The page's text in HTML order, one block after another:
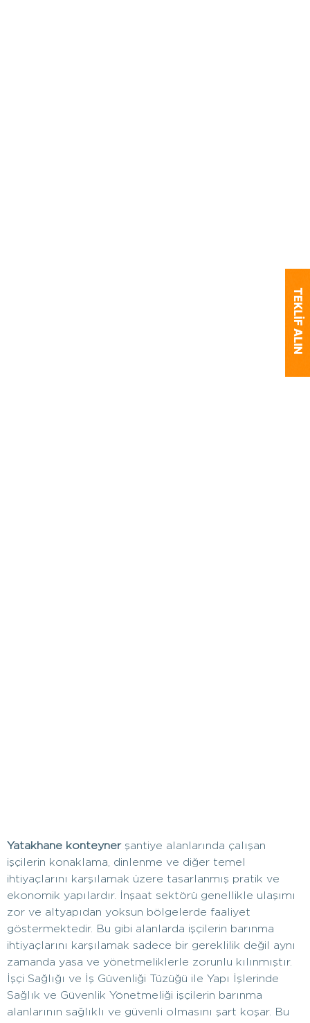
Yatakhane konteynerşantiye alanlarında çalışan
işçilerin konaklama, dinlenme ve diğer temel
ihtiyaçlarını karşılamak üzere tasarlanmış pratik ve
ekonomik yapılardır. İnşaat sektörü genellikle ulaşımı
zor ve altyapıdan yoksun bölgelerde faaliyet
göstermektedir. Bu gibi alanlarda işçilerin barınma
ihtiyaçlarını karşılamak sadece bir gereklilik değil aynı
zamanda yasa ve yönetmeliklerle zorunlu kılınmıştır.
İşçi Sağlığı ve İş Güvenliği Tüzüğü ile Yapı İşlerinde
Sağlık ve Güvenlik Yönetmeliği işçilerin barınma
alanlarının sağlıklı ve güvenli olmasını şart koşar. Bu